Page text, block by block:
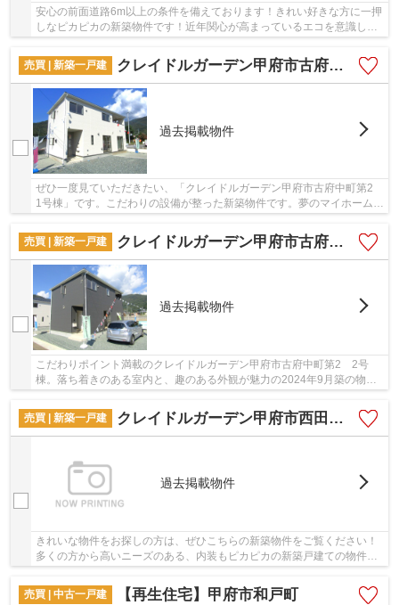
安心の前面道路6m以上の条件を備えております！きれい好きな方に一押
しなピカピカの新築物件です！近年関心が高まっているエコを意識した
売買 | 新築一戸建
クレイドルガーデン甲府市古府中町第2 1号棟
過去掲載物件
ぜひ一度見ていただきたい、「クレイドルガーデン甲府市古府中町第2
1号棟」です。こだわりの設備が整った新築物件です。夢のマイホームは
売買 | 新築一戸建
クレイドルガーデン甲府市古府中町第2 2号棟
過去掲載物件
こだわりポイント満載のクレイドルガーデン甲府市古府中町第2 2号
棟。落ち着きのある室内と、趣のある外観が魅力の2024年9月築の物件
売買 | 新築一戸建
クレイドルガーデン甲府市西田町第1 1号棟
過去掲載物件
きれいな物件をお探しの方は、ぜひこちらの新築物件をご覧ください！
多くの方から高いニーズのある、内装もピカピカの新築戸建ての物件で
す！近年注目度が高まっている省エネ対策済み...
売買 | 中古一戸建
【再生住宅】甲府市和戸町